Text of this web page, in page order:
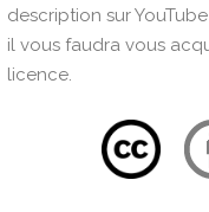
description sur
il vous faudra vous
licence.